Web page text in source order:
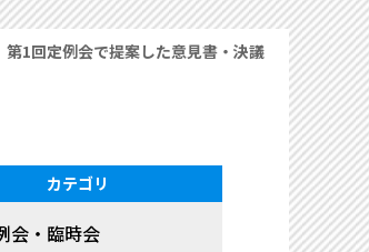
第1回定例会で提案した意見書・決議
カテゴリ
会・臨時会